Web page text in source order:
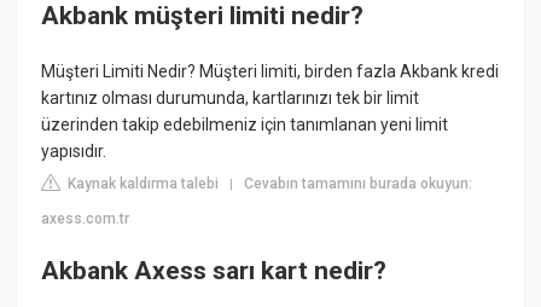
Akbank müşteri limiti nedir?
Müşteri Limiti Nedir? Müşteri limiti, birden fazla Akbank kredi
kartınız olması durumunda, kartlarınızı tek bir limit
üzerinden takip edebilmeniz için tanımlanan yeni limit
yapısıdır.
Kaynak kaldırma talebi |Cevabın tamamını burada okuyun:
axess.com.tr
Akbank Axess sarı kart nedir?